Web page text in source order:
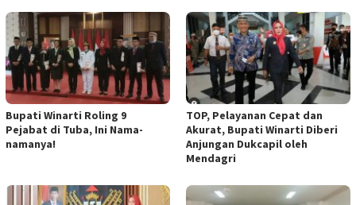
Bupati Winarti Roling 9
Pejabat di Tuba, Ini Nama-
namanya!
TOP, Pelayanan Cepat dan
Akurat, Bupati Winarti Diberi
Anjungan Dukcapil oleh
Mendagri